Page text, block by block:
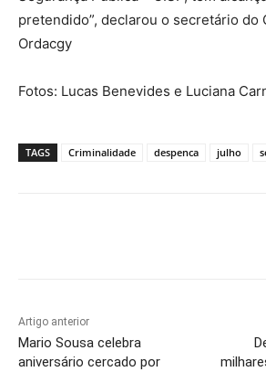
pretendido”, declarou o secretário do
Ordacgy
Fotos: Lucas Benevides e Luciana
TAGS Criminalidade despenca julho
Artigo anterior
Mario Sousa celebra
aniversário cercado por